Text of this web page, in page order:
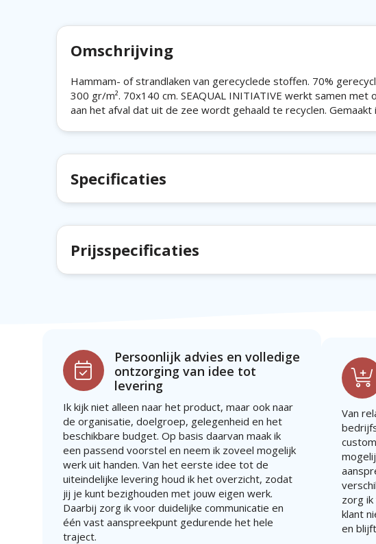
Omschrijving
Hammam- of strandlaken van gerecyclede stoffen. 70%
300 gr/m². 70x140 cm. SEAQUAL INITIATIVE werkt samen
aan het afval dat uit de zee wordt gehaald te recyclen. Gemaakt
Specificaties
Prijsspecificaties
Persoonlijk advies en volledige
ontzorging van idee tot
levering
Ik kijk niet alleen naar het product, maar ook naar
de organisatie, doelgroep, gelegenheid en het
beschikbare budget. Op basis daarvan maak ik
een passend voorstel en neem ik zoveel mogelijk
werk uit handen. Van het eerste idee tot de
uiteindelijke levering houd ik het overzicht, zodat
jij je kunt bezighouden met jouw eigen werk.
Daarbij zorg ik voor duidelijke communicatie en
één vast aanspreekpunt gedurende het hele
traject.
Van
zorg
klant
en